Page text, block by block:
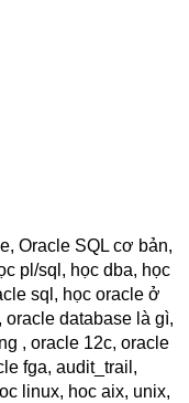
Oracle SQL cơ bản,
pl/sql, học dba, học
sql, học oracle ở
database là gì,
, oracle 12c, oracle
fga, audit_trail,
linux, hoc aix, unix,